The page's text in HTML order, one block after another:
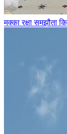
मक्का रक्षा समझौता